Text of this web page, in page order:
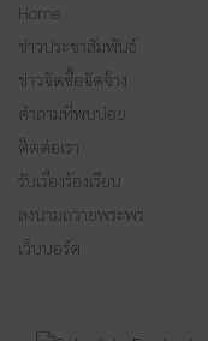
Home
ข่าวประชาสัมพันธ์
ข่าวจัดซื้อจัดจ้าง
คำถามที่พบบ่อย
ติดต่อเรา
รับเรื่องร้องเรียน
ลงนามถวายพระพร
เว็บบอร์ด